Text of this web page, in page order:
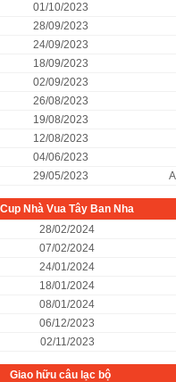
01/10/2023
28/09/2023
24/09/2023
18/09/2023
02/09/2023
26/08/2023
19/08/2023
12/08/2023
04/06/2023
29/05/2023
Cup Nhà Vua Tây Ban Nha
28/02/2024
07/02/2024
24/01/2024
18/01/2024
08/01/2024
06/12/2023
02/11/2023
Giao hữu câu lạc bộ